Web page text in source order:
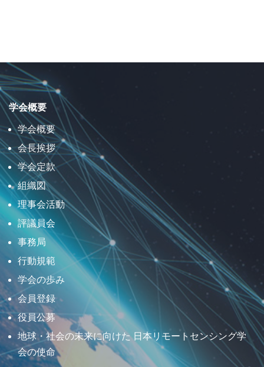
学会概要
学会概要
会長挨拶
学会定款
組織図
理事会活動
評議員会
事務局
行動規範
学会の歩み
会員登録
役員公募
地球・社会の未来に向けた 日本リモートセンシング学
会の使命